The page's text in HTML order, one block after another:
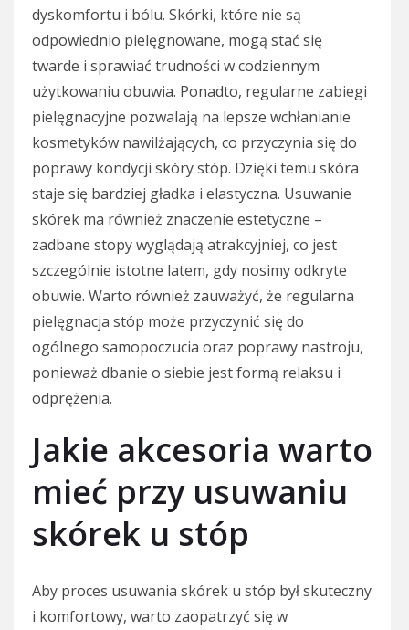
dyskomfortu i bólu. Skórki, które nie są
odpowiednio pielęgnowane, mogą stać się
twarde i sprawiać trudności w codziennym
użytkowaniu obuwia. Ponadto, regularne zabiegi
pielęgnacyjne pozwalają na lepsze wchłanianie
kosmetyków nawilżających, co przyczynia się do
poprawy kondycji skóry stóp. Dzięki temu skóra
staje się bardziej gładka i elastyczna. Usuwanie
skórek ma również znaczenie estetyczne –
zadbane stopy wyglądają atrakcyjniej, co jest
szczególnie istotne latem, gdy nosimy odkryte
obuwie. Warto również zauważyć, że regularna
pielęgnacja stóp może przyczynić się do
ogólnego samopoczucia oraz poprawy nastroju,
ponieważ dbanie o siebie jest formą relaksu i
odprężenia.
Jakie akcesoria warto
mieć przy usuwaniu
skórek u stóp
Aby proces usuwania skórek u stóp był skuteczny
i komfortowy, warto zaopatrzyć się w